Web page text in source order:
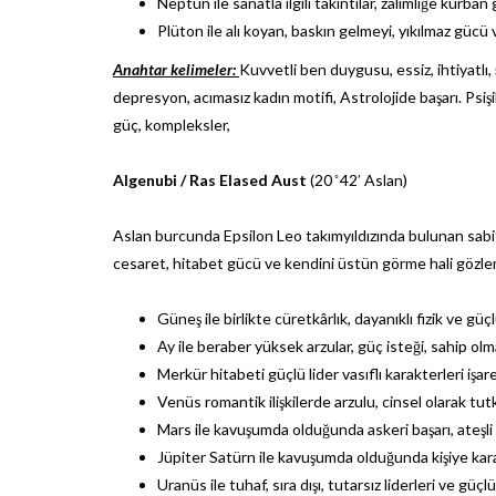
Plüton ile alı koyan, baskın gelmeyi, yıkılmaz
Anahtar kelimeler: Kuvvetli ben duygusu, essiz, ihtiyatlı,
depresyon, acımasız kadın motifi, Astrolojide başarı.
güç, kompleksler,
Algenubi / Ras Elased Aust (20 ̊ 42′ Aslan)
Aslan burcunda Epsilon Leo takımyıldızında bulunan
cesaret, hitabet gücü ve kendini üstün görme hali
Güneş ile birlikte cüretkârlık, dayanıklı fizik ve
Ay ile beraber yüksek arzular, güç isteği, sahip
Merkür hitabeti güçlü lider vasıflı karakterleri
Venüs romantik ilişkilerde arzulu, cinsel olarak
Mars ile kavuşumda olduğunda askeri başarı, ateşli
Jüpiter Satürn ile kavuşumda olduğunda kişiye
Uranüs ile tuhaf, sıra dışı, tutarsız liderleri ve